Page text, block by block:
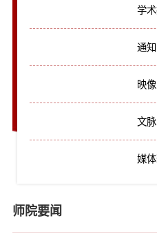
学
通
映
文
媒
师院要闻